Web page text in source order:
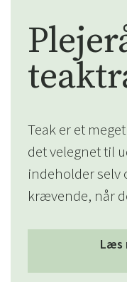
Teak er et
det velegnet til
indeholder selv
krævende, når
Læs